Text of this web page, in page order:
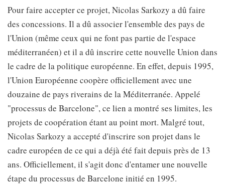
Pour faire accepter ce projet, Nicolas Sarkozy a dû faire
des concessions. Il a dû associer l'ensemble des pays de
l'Union (même ceux qui ne font pas partie de l'espace
méditerranéen) et il a dû inscrire cette nouvelle Union dans
le cadre de la politique européenne. En effet, depuis 1995,
l'Union Européenne coopère officiellement avec une
douzaine de pays riverains de la Méditerranée. Appelé
"processus de Barcelone", ce lien a montré ses limites, les
projets de coopération étant au point mort. Malgré tout,
Nicolas Sarkozy a accepté d'inscrire son projet dans le
cadre européen de ce qui a déjà été fait depuis près de 13
ans. Officiellement, il s'agit donc d'entamer une nouvelle
étape du processus de Barcelone initié en 1995.